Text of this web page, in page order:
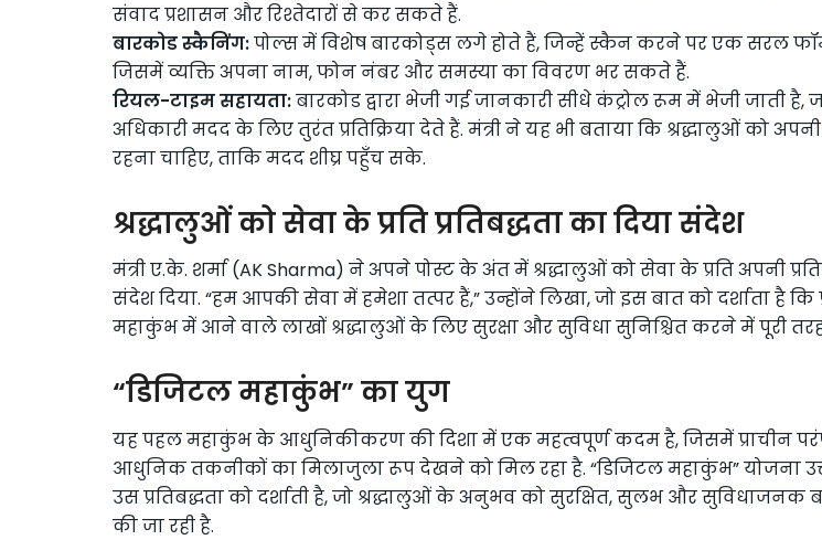
संवाद प्रशासन और रिश्तेदारों से कर सकते हैं.
बारकोड स्कैनिंग:पोल्स में विशेष बारकोड्स लगे होते हैं, जिन्हें स्कैन करने पर एक सरल
जिसमें व्यक्ति अपना नाम, फोन नंबर और समस्या का विवरण भर सकते हैं.
रियल-टाइम सहायता:बारकोड द्वारा भेजी गई जानकारी सीधे कंट्रोल रूम में भेजी जाती है,
अधिकारी मदद के लिए तुरंत प्रतिक्रिया देते हैं. मंत्री ने यह भी बताया कि श्रद्धालुओं को
रहना चाहिए, ताकि मदद शीघ्र पहुँच सके.
श्रद्धालुओं को सेवा के प्रति प्रतिबद्धता का दिया संदेश
मंत्री ए.के. शर्मा (AK Sharma) ने अपने पोस्ट के अंत में श्रद्धालुओं को सेवा के प्रति अपनी
संदेश दिया. “हम आपकी सेवा में हमेशा तत्पर हैं,” उन्होंने लिखा, जो इस बात को दर्शाता है कि
महाकुंभ में आने वाले लाखों श्रद्धालुओं के लिए सुरक्षा और सुविधा सुनिश्चित करने में पूरी
“डिजिटल महाकुंभ” का युग
यह पहल महाकुंभ के आधुनिकीकरण की दिशा में एक महत्वपूर्ण कदम है, जिसमें प्राचीन
आधुनिक तकनीकों का मिलाजुला रूप देखने को मिल रहा है. “डिजिटल महाकुंभ” योजना
उस प्रतिबद्धता को दर्शाती है, जो श्रद्धालुओं के अनुभव को सुरक्षित, सुलभ और
की जा रही है.